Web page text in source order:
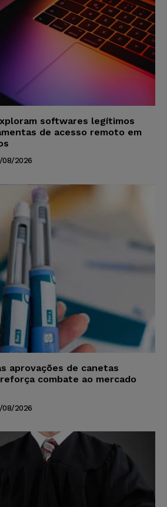
softwares legítimos
de acesso remoto em
08/2026
aprovações de canetas
combate ao mercado
08/2026